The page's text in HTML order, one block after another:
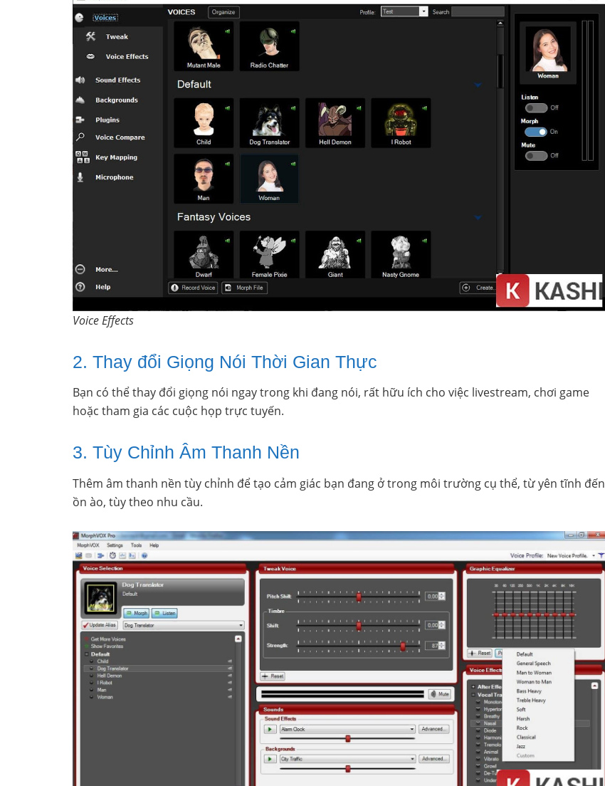
Voice Effects
2. Thay đổi Giọng Nói Thời Gian Thực
Bạn có thể thay đổi giọng nói ngay trong khi đang nói, rất hữu ích cho việc livestream, chơi game
hoặc tham gia các cuộc họp trực tuyến.
3. Tùy Chỉnh Âm Thanh Nền
Thêm âm thanh nền tùy chỉnh để tạo cảm giác bạn đang ở trong môi trường cụ thể, từ yên tĩnh đến
ồn ào, tùy theo nhu cầu.